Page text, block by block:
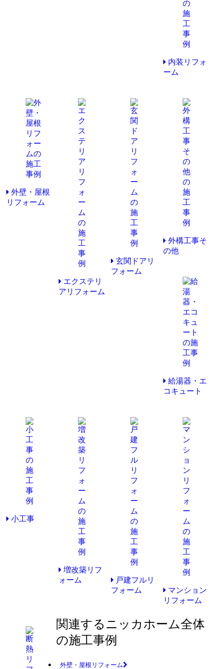
内装リフォ
ーム
外壁・屋根
リフォーム
エクステリ
アリフォーム
玄関ドアリ
フォーム
外構工事そ
の他
給湯器・エ
コキュート
小工事
増改築リフ
ォーム
戸建フルリ
フォーム
マンション
リフォーム
関連するニッカホーム全体
の施工事例
外壁・屋根リフォーム